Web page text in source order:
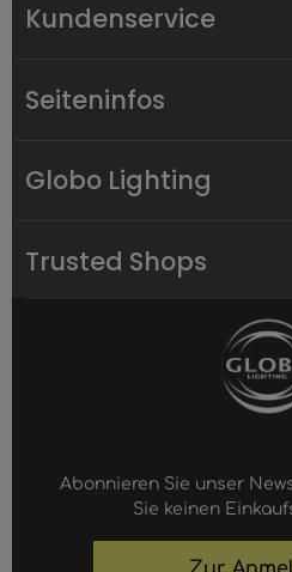
Kundenservice
Seiteninfos
Globo Lighting
Trusted Shops
Abonnieren Sie unser
Sie keinen